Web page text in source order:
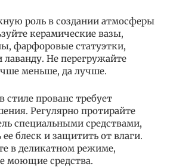
роль в создании атмосферы
керамические вазы,
фарфоровые статуэтки,
Не перегружайте
меньше, да лучше.
стиле прованс требует
Регулярно протирайте
специальными средствами,
блеск и защитить от влаги.
в деликатном режиме,
моющие средства.